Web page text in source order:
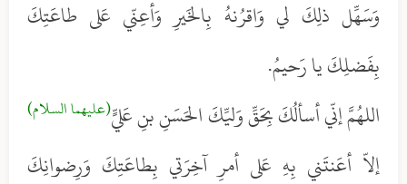
وَسَهِّل ذلِكَ لي وَاقرُنهُ بِالخَيرِ وَأعِنّي عَلى طاعَتِكَ
بِفَضلِكَ يا رَحيمُ.
اللهُمَّ إنّي أسألُكَ بِحَقِّ وَليِّكَ الحَسَنِ بنِ عَليٍّ(عليهما السلام)
إلاّ أعَنتَني بِهِ عَلى أمرِ آخِرَتي بِطاعَتِكَ وَرِضوانِكَ